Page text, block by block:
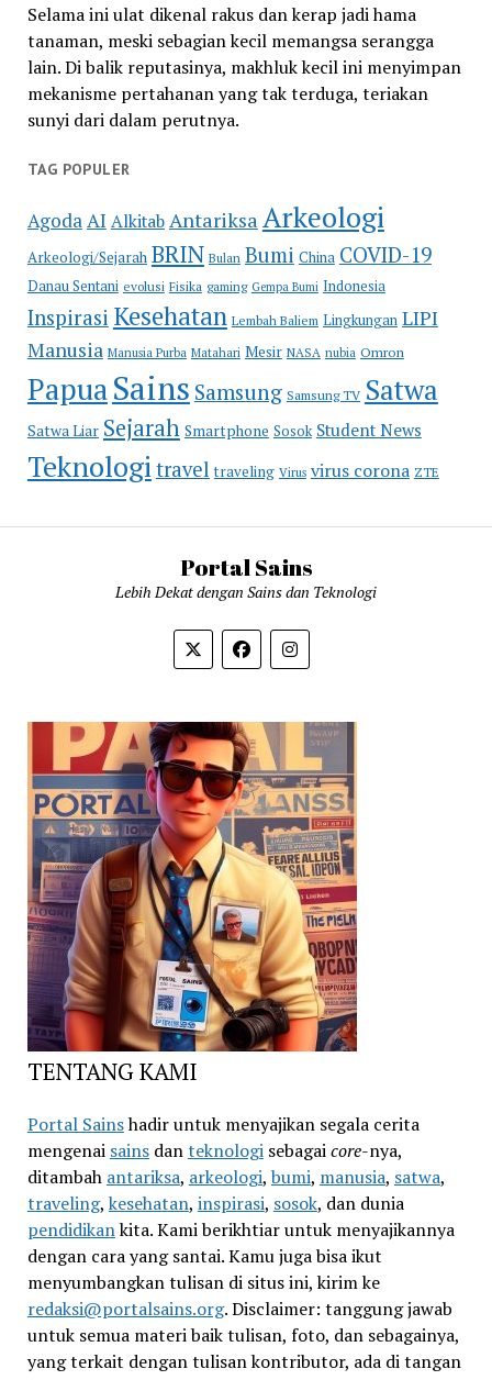
Selama ini ulat dikenal rakus dan kerap jadi hama
tanaman, meski sebagian kecil memangsa serangga
lain. Di balik reputasinya, makhluk kecil ini menyimpan
mekanisme pertahanan yang tak terduga, teriakan
sunyi dari dalam perutnya.
TAG POPULER
AgodaAI AlkitabAntariksa Arkeologi
Arkeologi/Sejarah BRIN Bulan Bumi China COVID-19
Danau Sentani evolusi Fisika gaming Gempa Bumi Indonesia
Inspirasi Kesehatan Lembah Baliem Lingkungan LIPI
Manusia Manusia Purba Matahari Mesir NASA nubia Omron
PapuaSains Samsung Samsung TV Satwa
Satwa Liar Sejarah Smartphone Sosok Student News
Teknologitravel traveling Virus virus corona ZTE
Portal Sains
Lebih Dekat dengan Sains dan Teknologi
TENTANG KAMI
Portal Sainshadir untuk menyajikan segala cerita
mengenai sainsdanteknologisebagaicore-nya,
ditambah antariksa, arkeologi, bumi, manusia, satwa,
traveling, kesehatan, inspirasi, sosok, dan dunia
pendidikankita. Kami berikhtiar untuk menyajikannya
dengan cara yang santai. Kamu juga bisa ikut
menyumbangkan tulisan di situs ini, kirim ke
redaksi@portalsains.org. Disclaimer: tanggung jawab
untuk semua materi baik tulisan, foto, dan sebagainya,
yang terkait dengan tulisan kontributor, ada di tangan